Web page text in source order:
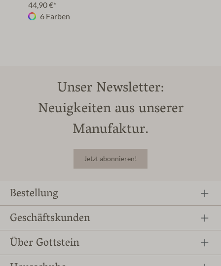
44,90 €*
6 Farben
Unser Newsletter:
Neuigkeiten aus unserer
Manufaktur.
Jetzt abonnieren!
Bestellung
Geschäftskunden
Über Gottstein